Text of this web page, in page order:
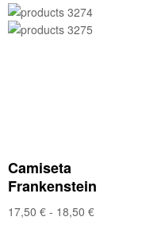
Camiseta
Frankenstein
17,50 € - 18,50 €